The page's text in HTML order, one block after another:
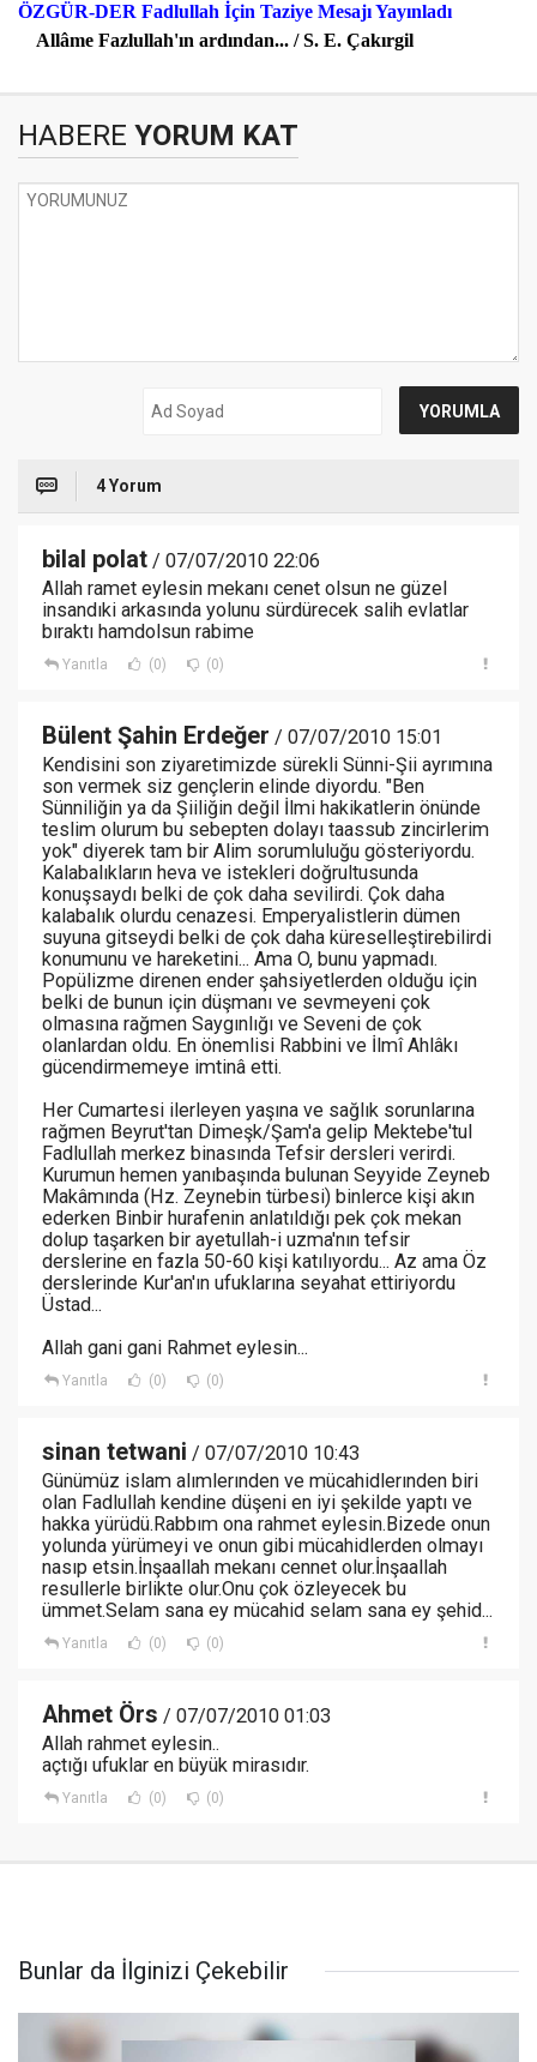
ÖZGÜR-DER Fadlullah İçin Taziye Mesajı Yayınladı
Allâme Fazlullah'ın ardından... / S. E. Çakırgil
HABERE YORUM KAT
4 Yorum
bilal polat / 07/07/2010 22:06
Allah ramet eylesin mekanı cenet olsun ne güzel
insandıki arkasında yolunu sürdürecek salih evlatlar
bıraktı hamdolsun rabime
Yanıtla (0) (0)
Bülent Şahin Erdeğer / 07/07/2010 15:01
Kendisini son ziyaretimizde sürekli Sünni-Şii ayrımına
son vermek siz gençlerin elinde diyordu. "Ben
Sünniliğin ya da Şiiliğin değil İlmi hakikatlerin önünde
teslim olurum bu sebepten dolayı taassub zincirlerim
yok" diyerek tam bir Alim sorumluluğu gösteriyordu.
Kalabalıkların heva ve istekleri doğrultusunda
konuşsaydı belki de çok daha sevilirdi. Çok daha
kalabalık olurdu cenazesi. Emperyalistlerin dümen
suyuna gitseydi belki de çok daha küreselleştirebilirdi
konumunu ve hareketini... Ama O, bunu yapmadı.
Popülizme direnen ender şahsiyetlerden olduğu için
belki de bunun için düşmanı ve sevmeyeni çok
olmasına rağmen Saygınlığı ve Seveni de çok
olanlardan oldu. En önemlisi Rabbini ve İlmî Ahlâkı
gücendirmemeye imtinâ etti.
Her Cumartesi ilerleyen yaşına ve sağlık sorunlarına
rağmen Beyrut'tan Dimeşk/Şam'a gelip Mektebe'tul
Fadlullah merkez binasında Tefsir dersleri verirdi.
Kurumun hemen yanıbaşında bulunan Seyyide Zeyneb
Makâmında (Hz. Zeynebin türbesi) binlerce kişi akın
ederken Binbir hurafenin anlatıldığı pek çok mekan
dolup taşarken bir ayetullah-i uzma'nın tefsir
derslerine en fazla 50-60 kişi katılıyordu... Az ama Öz
derslerinde Kur'an'ın ufuklarına seyahat ettiriyordu
Üstad...
Allah gani gani Rahmet eylesin...
Yanıtla (0) (0)
sinan tetwani / 07/07/2010 10:43
Günümüz islam alımlerınden ve mücahidlerınden biri
olan Fadlullah kendine düşeni en iyi şekilde yaptı ve
hakka yürüdü.Rabbım ona rahmet eylesin.Bizede onun
yolunda yürümeyi ve onun gibi mücahidlerden olmayı
nasıp etsin.İnşaallah mekanı cennet olur.İnşaallah
resullerle birlikte olur.Onu çok özleyecek bu
ümmet.Selam sana ey mücahid selam sana ey şehid...
Yanıtla (0) (0)
Ahmet Örs / 07/07/2010 01:03
Allah rahmet eylesin..
açtığı ufuklar en büyük mirasıdır.
Yanıtla (0) (0)
Bunlar da İlginizi Çekebilir